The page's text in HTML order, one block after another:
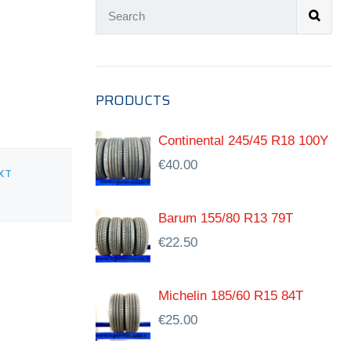
PRODUCTS
Continental 245/45 R18 100Y
€40.00
Barum 155/80 R13 79T
€22.50
Michelin 185/60 R15 84T
€25.00